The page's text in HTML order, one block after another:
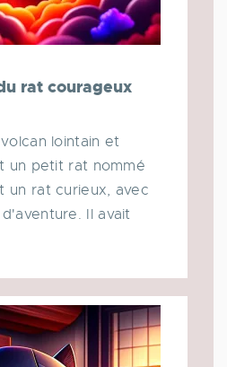
rat courageux
lointain et
un petit rat nommé
un rat curieux, avec
Il avait